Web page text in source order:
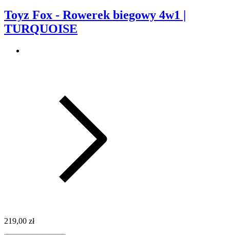
Toyz Fox - Rowerek biegowy 4w1 |
TURQUOISE
219,00 zł